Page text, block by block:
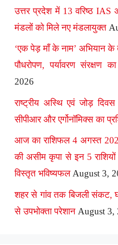
उत्तर प्रदेश में 13 वरिष्ठ IAS
मंडलों को मिले नए मंडलायुक्त
‘एक पेड़ माँ के नाम’ अभियान के
पौधरोपण, पर्यावरण संरक्षण
2026
राष्ट्रीय अस्थि एवं जोड़ दिवस
सीपीआर और एर्गोनॉमिक्स का
आज का राशिफल 4 अगस्त
की असीम कृपा से इन 5 राशियों
विस्तृत भविष्यफल August 3,
शहर से गांव तक बिजली संकट,
से उपभोक्ता परेशान August 3,